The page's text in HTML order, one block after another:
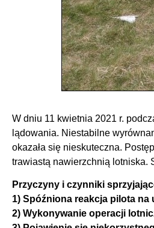
W dniu 11 kwietnia 2021 r.
lądowania. Niestabilne
okazała się nieskuteczna.
trawiastą nawierzchnią lotniska.
Przyczyny i czynniki
1) Spóźniona reakcja pilota
2) Wykonywanie operacji